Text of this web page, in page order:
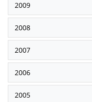
2009
2008
2007
2006
2005